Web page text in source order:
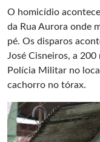
O homicídio
da Rua Aurora onde
pé. Os disparos
José Cisneiros, a
Polícia Militar no
cachorro no tórax.